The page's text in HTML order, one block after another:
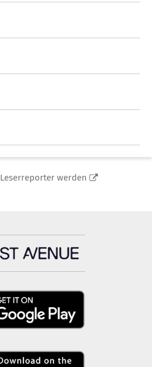
Leserreporter werden